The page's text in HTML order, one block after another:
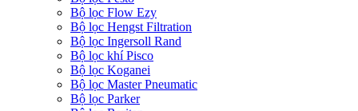
Bộ lọc Flow Ezy
Bộ lọc Hengst Filtration
Bộ lọc Ingersoll Rand
Bộ lọc khí Pisco
Bộ lọc Koganei
Bộ lọc Master Pneumatic
Bộ lọc Parker